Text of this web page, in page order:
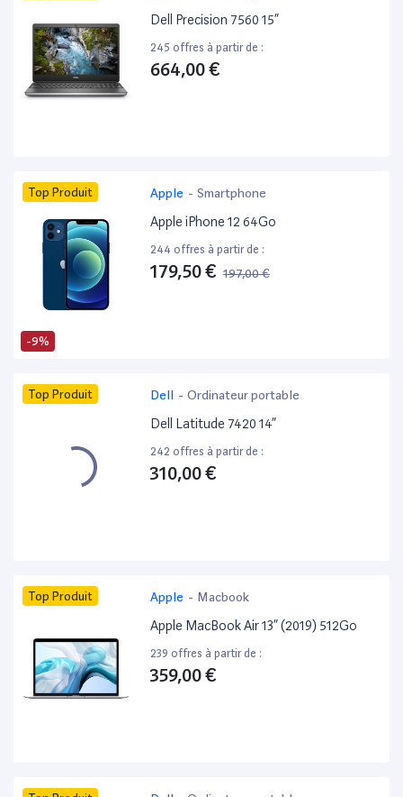
Dell Precision 7560 15”
245 offres à partir de :
664,00 €
-9%
Top Produit Apple - Smartphone
Apple iPhone 12 64Go
244 offres à partir de :
179,50 € 197,00 €
Top Produit Dell - Ordinateur portable
Dell Latitude 7420 14”
242 offres à partir de :
310,00 €
Top Produit Apple - Macbook
Apple MacBook Air 13” (2019) 512Go
239 offres à partir de :
359,00 €